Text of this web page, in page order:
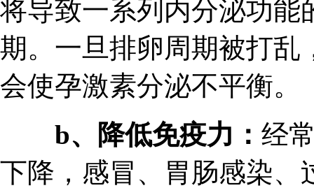
将导致一系列内分泌功能
期。一旦排卵周期被打乱
会使孕激素分泌不平衡。
b、降低免疫力： 经
下降，感冒、胃肠感染、